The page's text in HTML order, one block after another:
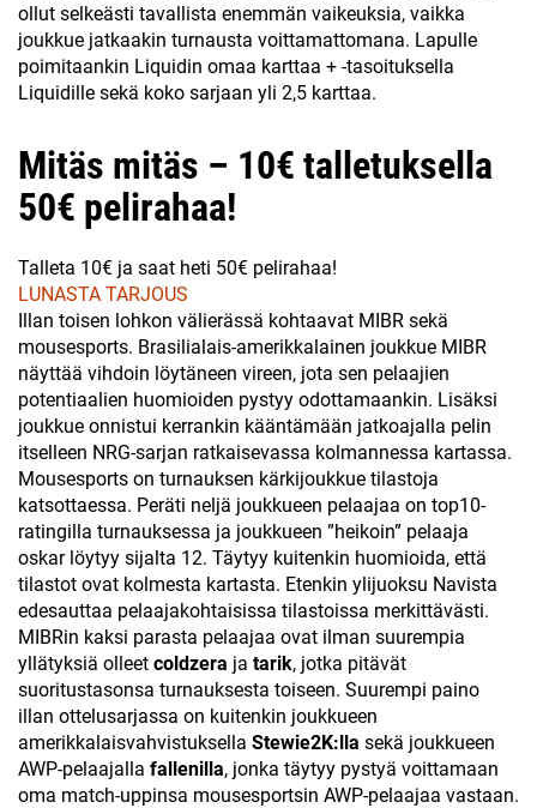
ollut selkeästi tavallista enemmän vaikeuksia, vaikka
joukkue jatkaakin turnausta voittamattomana. Lapulle
poimitaankin Liquidin omaa karttaa + -tasoituksella
Liquidille sekä koko sarjaan yli 2,5 karttaa.
Mitäs mitäs – 10€ talletuksella
50€ pelirahaa!
Talleta 10€ ja saat heti 50€ pelirahaa!
LUNASTA TARJOUS
Illan toisen lohkon välierässä kohtaavat MIBR sekä
mousesports. Brasilialais-amerikkalainen joukkue MIBR
näyttää vihdoin löytäneen vireen, jota sen pelaajien
potentiaalien huomioiden pystyy odottamaankin. Lisäksi
joukkue onnistui kerrankin kääntämään jatkoajalla pelin
itselleen NRG-sarjan ratkaisevassa kolmannessa kartassa.
Mousesports on turnauksen kärkijoukkue tilastoja
katsottaessa. Peräti neljä joukkueen pelaajaa on top10-
ratingilla turnauksessa ja joukkueen ”heikoin” pelaaja
oskar löytyy sijalta 12. Täytyy kuitenkin huomioida, että
tilastot ovat kolmesta kartasta. Etenkin ylijuoksu Navista
edesauttaa pelaajakohtaisissa tilastoissa merkittävästi.
MIBRin kaksi parasta pelaajaa ovat ilman suurempia
yllätyksiä olleet coldzera ja tarik, jotka pitävät
suoritustasonsa turnauksesta toiseen. Suurempi paino
illan ottelusarjassa on kuitenkin joukkueen
amerikkalaisvahvistuksella Stewie2K:lla sekä joukkueen
AWP-pelaajalla fallenilla, jonka täytyy pystyä voittamaan
oma match-uppinsa mousesportsin AWP-pelaajaa vastaan.